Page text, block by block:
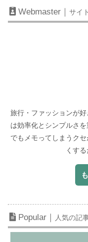
Webmaster｜ サイ
旅行・ファッションが
は効率化とシンプルさ
でもメモってしまうク
くす
Popular｜ 人気の記